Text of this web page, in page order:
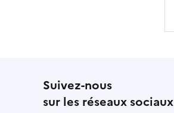
Suivez-nous
sur les réseaux sociaux